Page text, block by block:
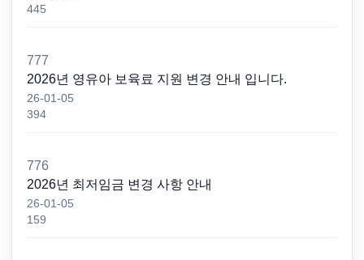
445
777
2026년 영유아 보육료 지원 변경 안내 입니다.
26-01-05
394
776
2026년 최저임금 변경 사항 안내
26-01-05
159